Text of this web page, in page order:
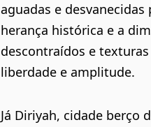
aguadas e
herança histórica e a
descontraídos e
liberdade e amplitude.
Já Diriyah, cidade berço